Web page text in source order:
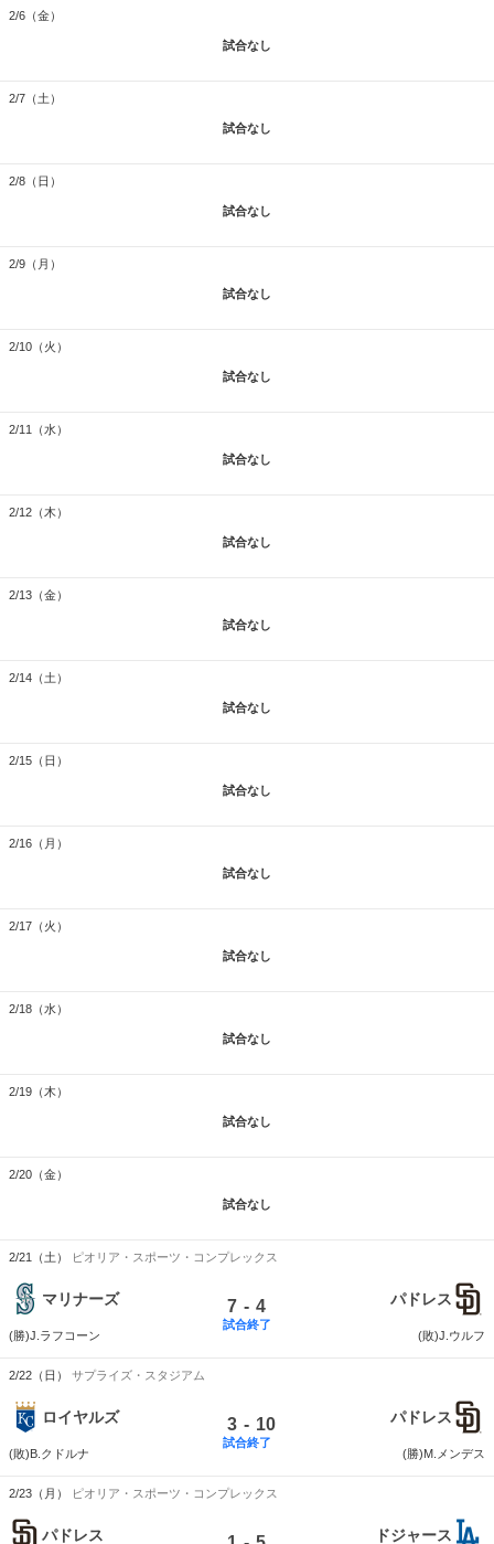
2/6（金）
試合なし
2/7（土）
試合なし
2/8（日）
試合なし
2/9（月）
試合なし
2/10（火）
試合なし
2/11（水）
試合なし
2/12（木）
試合なし
2/13（金）
試合なし
2/14（土）
試合なし
2/15（日）
試合なし
2/16（月）
試合なし
2/17（火）
試合なし
2/18（水）
試合なし
2/19（木）
試合なし
2/20（金）
試合なし
2/21（土） ピオリア・スポーツ・コンプレックス
マリナーズ
(勝)J.ラフコーン
7 - 4
試合終了
パドレス
(敗)J.ウルフ
2/22（日） サプライズ・スタジアム
ロイヤルズ
(敗)B.クドルナ
3 - 10
試合終了
パドレス
(勝)M.メンデス
2/23（月） ピオリア・スポーツ・コンプレックス
パドレス ドジャース